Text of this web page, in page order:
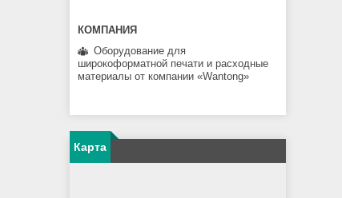
Оборудование для
широкоформатной печати и расходные
материалы от компании «Wantong»
Карта